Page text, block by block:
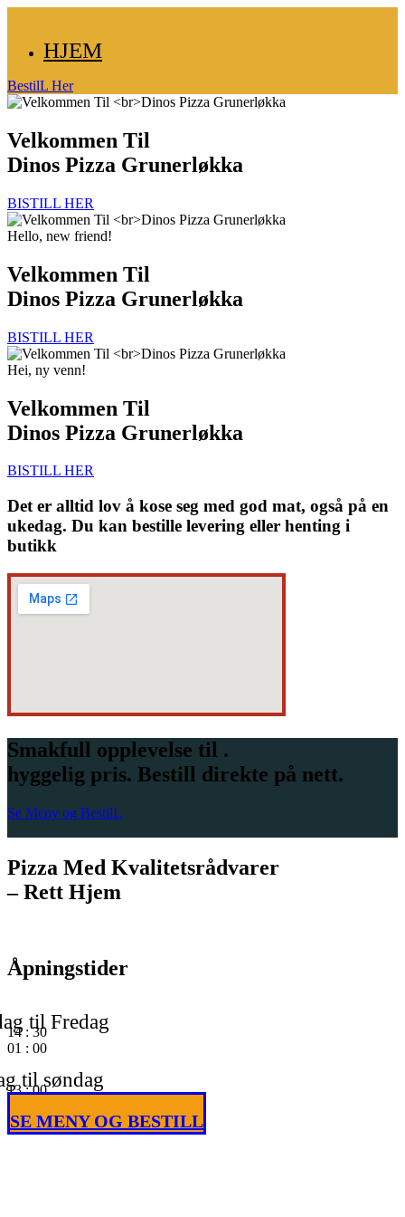
HJEM
BestilL Her
Velkommen Til
Dinos Pizza Grunerløkka
BISTILL HER
Hello, new friend!
Velkommen Til
Dinos Pizza Grunerløkka
BISTILL HER
Hei, ny venn!
Velkommen Til
Dinos Pizza Grunerløkka
BISTILL HER
Det er alltid lov å kose seg med god mat, også på en
ukedag. Du kan bestille levering eller henting i
butikk
Smakfull opplevelse til .
hyggelig pris. Bestill direkte på nett.
Se Meny og BestilL
Pizza Med Kvalitetsrådvarer
– Rett Hjem
Åpningstider
til Fredag
14 : 30
01 : 00
til søndag
13: 00
SE MENY OG BESTILL